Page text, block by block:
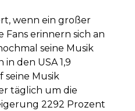
wenn ein großer
Fans erinnern sich an
seine Musik
den USA 1,9
seine Musik
täglich um die
2292 Prozent